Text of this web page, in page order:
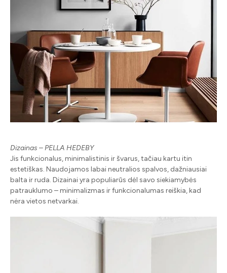
Dizainas – PELLA HEDEBY
Jis funkcionalus, minimalistinis ir švarus, tačiau kartu itin
estetiškas. Naudojamos labai neutralios spalvos, dažniausiai
balta ir ruda. Dizainai yra populiarūs dėl savo siekiamybės
patrauklumo – minimalizmas ir funkcionalumas reiškia, kad
nėra vietos netvarkai.